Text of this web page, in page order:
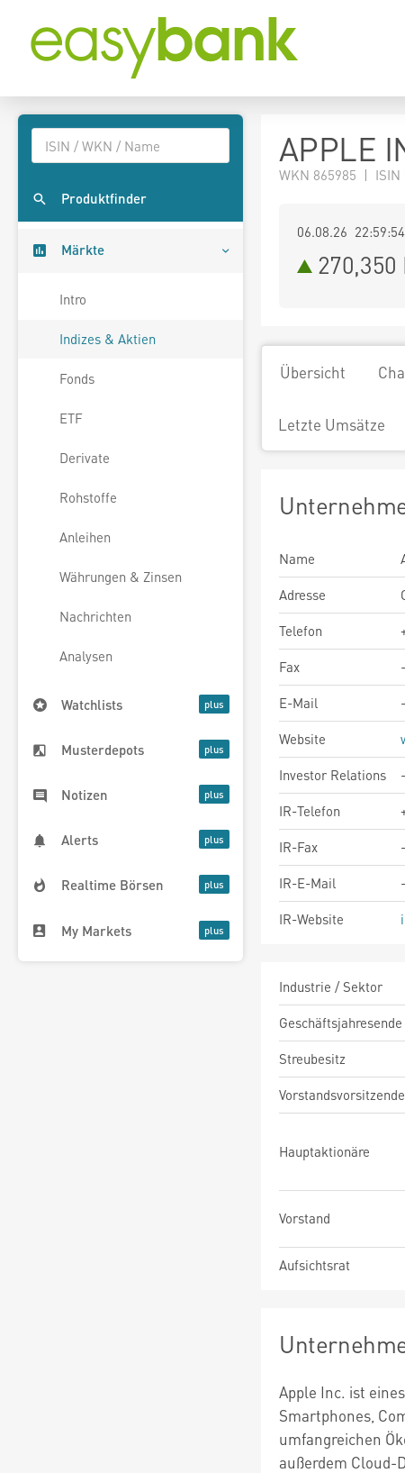
Produktfinder
Märkte
Intro
Indizes & Aktien
Fonds
ETF
Derivate
Rohstoffe
Anleihen
Währungen & Zinsen
Nachrichten
Analysen
Watchlists
Musterdepots
Notizen
Alerts
Realtime Börsen
My Markets
APPLE
WKN 865985 |
06.08.26 22:59:54
270,350
Übersicht
Letzte Umsätze
Name
Adresse
Telefon
Fax
-
E-Mail
-
Website
Investor Relations
-
IR-Telefon
IR-Fax
-
IR-E-Mail
-
IR-Website
Industrie / Sektor
Geschäftsjahresende
Streubesitz
Hauptaktionäre
Vorstand
Aufsichtsrat
Apple Inc. ist
Smartphones,
umfangreichen
außerdem Cloud-